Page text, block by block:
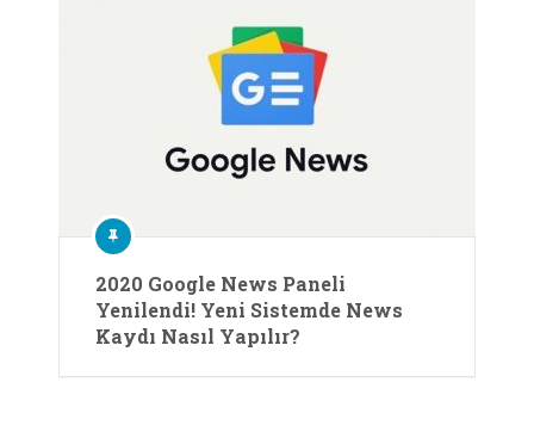
2020 Google News Paneli
Yenilendi! Yeni Sistemde News
Kaydı Nasıl Yapılır?